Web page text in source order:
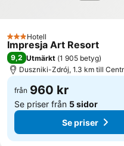
3 Stjärnor
Hotell
Impresja Art Resort
9,2 Utmärkt (1 905 betyg)
Duszniki-Zdrój, 1.3 km till
från 960 kr
Se priser från 5 sidor
Se priser